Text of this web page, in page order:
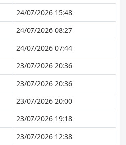
24/07/2026 15:48
24/07/2026 08:27
24/07/2026 07:44
23/07/2026 20:36
23/07/2026 20:36
23/07/2026 20:00
23/07/2026 19:18
23/07/2026 12:38